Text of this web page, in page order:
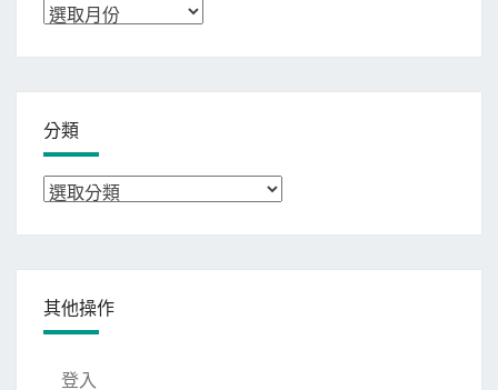
彙
分類
分
其他操作
登入